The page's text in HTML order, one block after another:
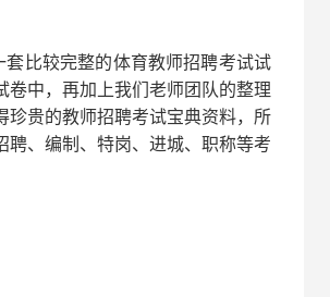
套比较完整的体育教师招聘考试试
卷中， 再加上我们 老师 团队的整理
珍贵的教师招聘考试宝典资料，所
聘、编制、特岗、进城、职称等考